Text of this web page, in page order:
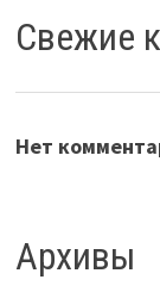
Свежие
Нет
Архивы